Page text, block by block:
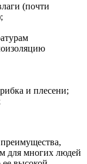
(почти
и плесени;
для многих людей